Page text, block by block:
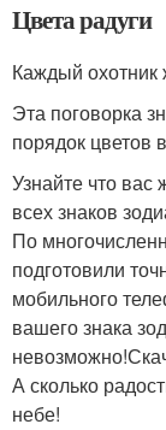
Цвета радуги
Каждый охотник
Эта поговорка
порядок цветов
Узнайте что вас
всех знаков
По
подготовили
мобильного
вашего знака
А сколько
небе!